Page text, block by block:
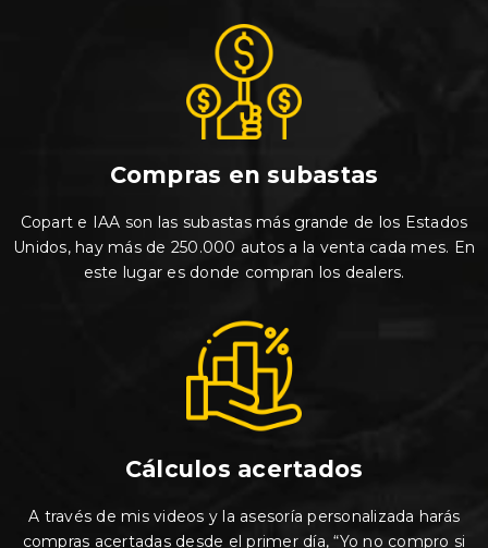
Compras en subastas
Copart e IAA son las subastas más grande de los Estados
Unidos, hay más de 250.000 autos a la venta cada mes. En
este lugar es donde compran los dealers.
Cálculos acertados
A través de mis videos y la asesoría personalizada harás
compras acertadas desde el primer día, “Yo no compro si